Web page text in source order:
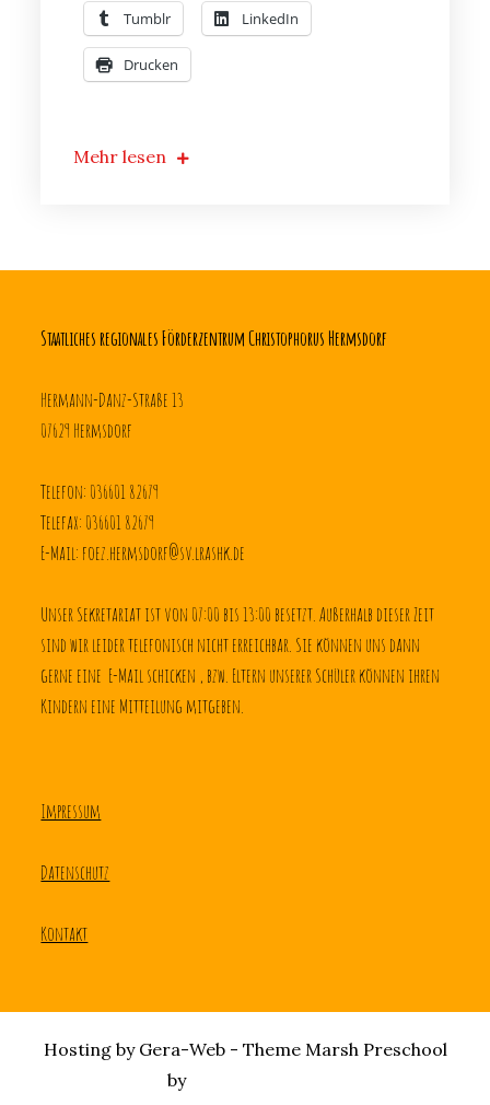
Tumblr LinkedIn
Drucken
Mehr lesen
Staatliches regionales Förderzentrum Christophorus Hermsdorf
Hermann-Danz-Straße 13
07629 Hermsdorf
Telefon: 036601 82679
Telefax: 036601 82679
E-Mail: foez.hermsdorf@sv.lrashk.de
Unser Sekretariat ist von 07:00 bis 13:00 besetzt. Außerhalb dieser Zeit
sind wir leider telefonisch nicht erreichbar. Sie können uns dann
gerne eine  E-Mail schicken , bzw. Eltern unserer Schüler können ihren
Kindern eine Mitteilung mitgeben.
Impressum
Datenschutz
Kontakt
Hosting by Gera-Web - Theme Marsh Preschool
by